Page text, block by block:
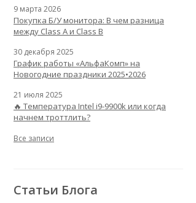
9 марта 2026
Покупка Б/У монитора: В чем разница
между Class A и Class B
30 декабря 2025
График работы «АльфаКомп» на
Новогодние праздники 2025•2026
21 июля 2025
🔥 Температура Intel i9-9900k или когда
начнем троттлить?
Все записи
Статьи Блога